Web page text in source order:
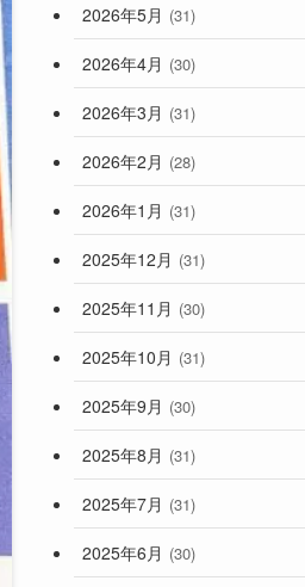
2026年5月 (31)
2026年4月 (30)
2026年3月 (31)
2026年2月 (28)
2026年1月 (31)
2025年12月 (31)
2025年11月 (30)
2025年10月 (31)
2025年9月 (30)
2025年8月 (31)
2025年7月 (31)
2025年6月 (30)